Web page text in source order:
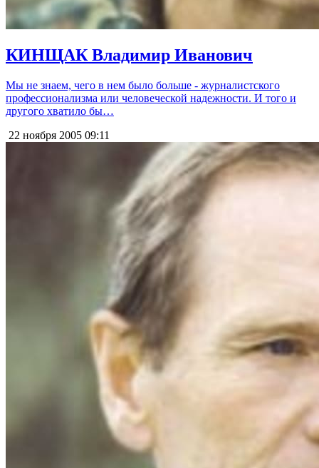
КИНЩАК Владимир Иванович
Мы не знаем, чего в нем было больше - журналистского
профессионализма или человеческой надежности. И того и
другого хватило бы…
22 ноября 2005 09:11